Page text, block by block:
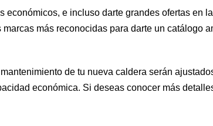
e incluso darte grandes ofertas en
más reconocidas para darte un catálogo
de tu nueva caldera serán
económica. Si deseas conocer más